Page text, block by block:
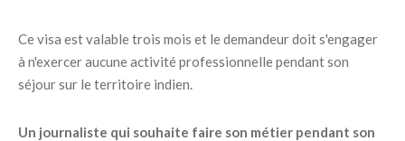
Ce visa est valable trois mois et le demandeur doit s'engager
à n'exercer aucune activité professionnelle pendant son
séjour sur le territoire indien.
Un journaliste qui souhaite faire son métier pendant son